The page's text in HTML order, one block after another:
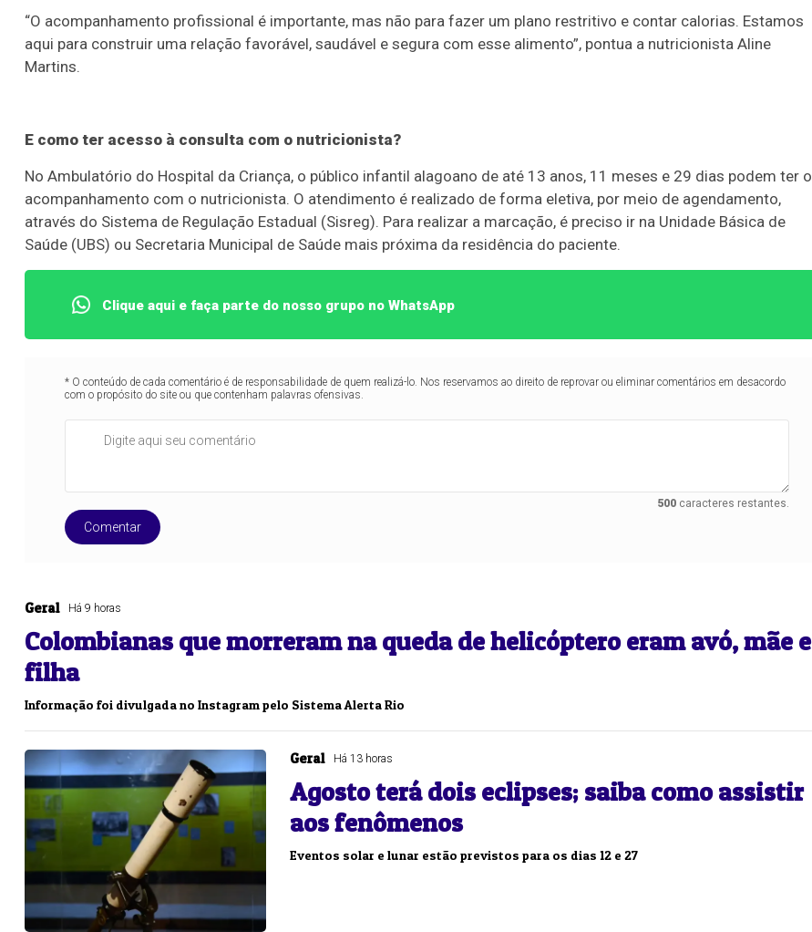
“O acompanhamento profissional é importante, mas não para fazer um plano restritivo e contar calorias. Estamos
aqui para construir uma relação favorável, saudável e segura com esse alimento”, pontua a nutricionista Aline
Martins.
E como ter acesso à consulta com o nutricionista?
No Ambulatório do Hospital da Criança, o público infantil alagoano de até 13 anos, 11 meses e 29 dias podem ter o
acompanhamento com o nutricionista. O atendimento é realizado de forma eletiva, por meio de agendamento,
através do Sistema de Regulação Estadual (Sisreg). Para realizar a marcação, é preciso ir na Unidade Básica de
Saúde (UBS) ou Secretaria Municipal de Saúde mais próxima da residência do paciente.
Clique aqui e faça parte do nosso grupo no WhatsApp
* O conteúdo de cada comentário é de responsabilidade de quem realizá-lo. Nos reservamos ao direito de reprovar ou eliminar comentários em desacordo
com o propósito do site ou que contenham palavras ofensivas.
500caracteres restantes.
Comentar
Geral Há 9 horas
Colombianas que morreram na queda de helicóptero eram avó, mãe e
filha
Informação foi divulgada no Instagram pelo Sistema Alerta Rio
Geral Há 13 horas
Agosto terá dois eclipses; saiba como assistir
aos fenômenos
Eventos solar e lunar estão previstos para os dias 12 e 27
3756 (07/08/26)
06 09 10 11
Lotomania
Concurso 2960 (07/08/26)
11 15 16 18 21 26 27
Duplasena
Concurso 2993 (07/08/26)
03